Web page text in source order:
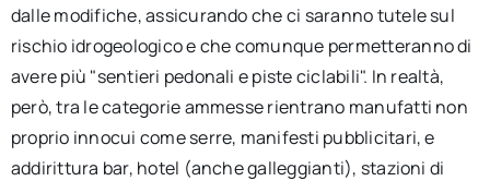
dalle modifiche, assicurando che ci saranno tutele sul
rischio idrogeologico e che comunque permetteranno di
avere più "sentieri pedonali e piste ciclabili". In realtà,
però, tra le categorie ammesse rientrano manufatti non
proprio innocui come serre, manifesti pubblicitari, e
addirittura bar, hotel (anche galleggianti), stazioni di